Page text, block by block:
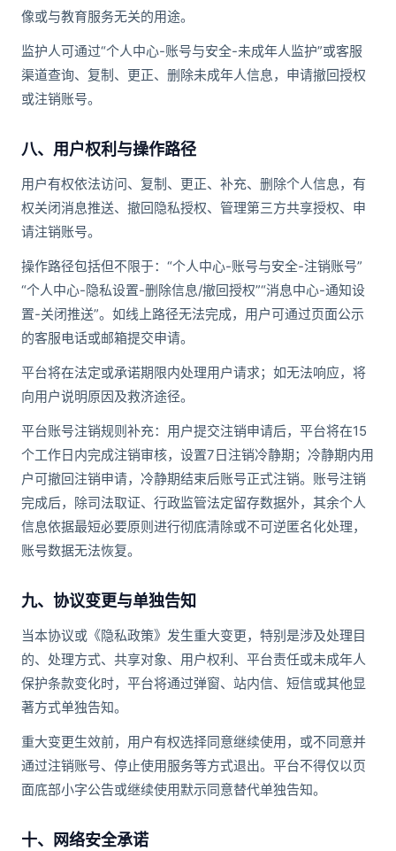
像或与教育服务无关的用途。
监护人可通过“个人中心-账号与安全-未成年人监护”或客服
渠道查询、复制、更正、删除未成年人信息，申请撤回授权
或注销账号。
八、用户权利与操作路径
用户有权依法访问、复制、更正、补充、删除个人信息，有
权关闭消息推送、撤回隐私授权、管理第三方共享授权、申
请注销账号。
操作路径包括但不限于：“个人中心-账号与安全-注销账号”
“个人中心-隐私设置-删除信息/撤回授权”“消息中心-通知设
置-关闭推送”。如线上路径无法完成，用户可通过页面公示
的客服电话或邮箱提交申请。
平台将在法定或承诺期限内处理用户请求；如无法响应，将
向用户说明原因及救济途径。
平台账号注销规则补充：用户提交注销申请后，平台将在15
个工作日内完成注销审核，设置7日注销冷静期；冷静期内用
户可撤回注销申请，冷静期结束后账号正式注销。账号注销
完成后，除司法取证、行政监管法定留存数据外，其余个人
信息依据最短必要原则进行彻底清除或不可逆匿名化处理，
账号数据无法恢复。
九、协议变更与单独告知
当本协议或《隐私政策》发生重大变更，特别是涉及处理目
的、处理方式、共享对象、用户权利、平台责任或未成年人
保护条款变化时，平台将通过弹窗、站内信、短信或其他显
著方式单独告知。
重大变更生效前，用户有权选择同意继续使用，或不同意并
通过注销账号、停止使用服务等方式退出。平台不得仅以页
面底部小字公告或继续使用默示同意替代单独告知。
十、网络安全承诺